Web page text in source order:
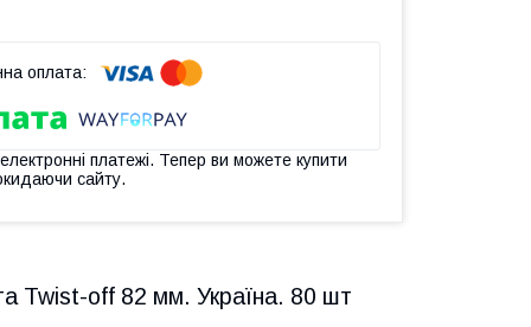
платежі. Тепер ви можете купити
сайту.
Twist-off 82 мм. Україна. 80 шт